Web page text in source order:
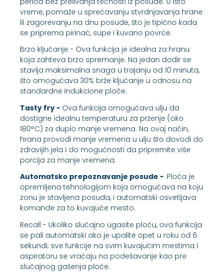
vreme, pomaže u sprečavanju stvrdnjavanja hrane
ili zagorevanju na dnu posude, što je tipično kada
se priprema pirinač, supe i kuvano povrće.
Brzo ključanje - Ova funkcija je idealna za hranu
koja zahteva brzo spremanje. Na jedan dodir se
stavlja maksimalna snaga u trajanju od 10 minuta,
što omogućava 30% brže ključanje u odnosu na
standardne indukcione ploče.
Tasty fry - Ova funkcija omogućava ulju da
dostigne idealnu temperaturu za prženje (oko
180°C) za duplo manje vremena. Na ovaj način,
hrana provodi manje vremena u ulju što dovodi do
zdravijih jela i do mogućnosti da pripremite više
porcija za manje vremena.
Automatsko prepoznavanje posude - Ploča je
opremljena tehnologijom koja omogućava na koju
zonu je stavljena posuda, i automatski osvetljava
komande za to kuvajuće mesto.
Recall - Ukoliko slučajno ugasite ploču, ova funkcija
se pali automatski ako je upalite opet u roku od 6
sekundi; sve funkcije na svim kuvajućim mestima i
aspiratoru se vraćaju na podešavanje kao pre
slučajnog gašenja ploče.